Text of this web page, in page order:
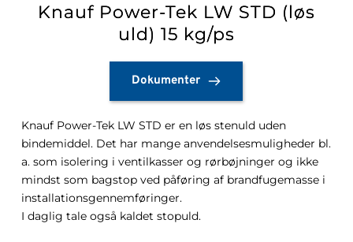
Knauf Power-Tek LW STD (løs
uld) 15 kg/ps
Dokumenter
Knauf Power-Tek LW STD er en løs stenuld uden
bindemiddel. Det har mange anvendelsesmuligheder bl.
a. som isolering i ventilkasser og rørbøjninger og ikke
mindst som bagstop ved påføring af brandfugemasse i
installationsgennemføringer.
I daglig tale også kaldet stopuld.